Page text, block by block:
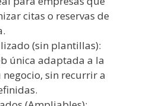
citas o reservas de
(sin plantillas):
única adaptada a la
sin recurrir a